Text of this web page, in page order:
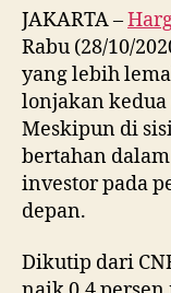
JAKARTA –
Rabu (28/10/
yang lebih
lonjakan kedua
Meskipun di
bertahan
investor pada
depan.
Dikutip dari